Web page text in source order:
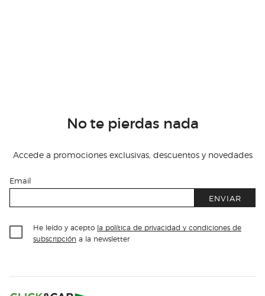
No te pierdas nada
Accede a promociones exclusivas, descuentos y novedades
Email
ENVIAR
He leído y acepto la política de privacidad y condiciones de
subscripción a la newsletter